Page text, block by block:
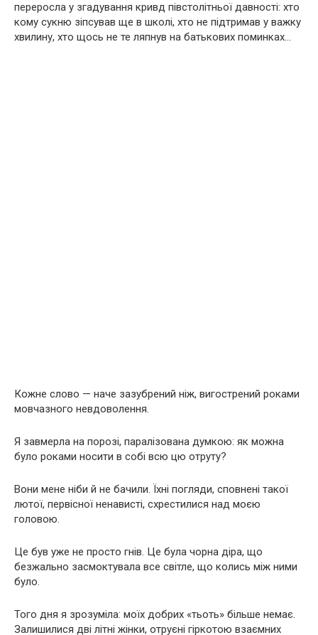
переросла у згадування кривд півстолітньої давності: хто
кому сукню зіпсував ще в школі, хто не підтримав у важку
хвилину, хто щось не те ляпнув на батькових поминках…
Кожне слово — наче зазубрений ніж, вигострений роками
мовчазного невдоволення.
Я завмерла на порозі, паралізована думкою: як можна
було роками носити в собі всю цю отруту?
Вони мене ніби й не бачили. Їхні погляди, сповнені такої
лютої, первісної ненависті, схрестилися над моєю
головою.
Це був уже не просто гнів. Це була чорна діра, що
безжально засмоктувала все світле, що колись між ними
було.
Того дня я зрозуміла: моїх добрих «тьоть» більше немає.
Залишилися дві літні жінки, отруєні гіркотою взаємних